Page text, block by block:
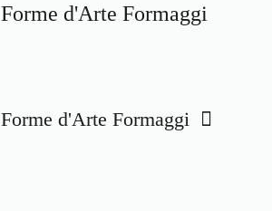
Forme d'Arte Formaggi
Forme d'Arte Formaggi